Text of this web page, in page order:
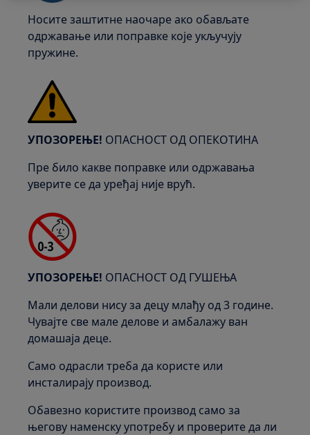
Носите заштитне наочаре ако обављате
одржавање или поправке које укључују
пружине.
УПОЗОРЕЊЕ! ОПАСНОСТ ОД ОПЕКОТИНА
Пре било какве поправке или одржавања
уверите се да уређај није врућ.
УПОЗОРЕЊЕ! ОПАСНОСТ ОД ГУШЕЊА
Мали делови нису за децу млађу од 3 године.
Чувајте све мале делове и амбалажу ван
домашаја деце.
Само одрасли треба да користе или
инсталирају производ.
Обавезно користите производ само за
његову наменску употребу и проверите да ли